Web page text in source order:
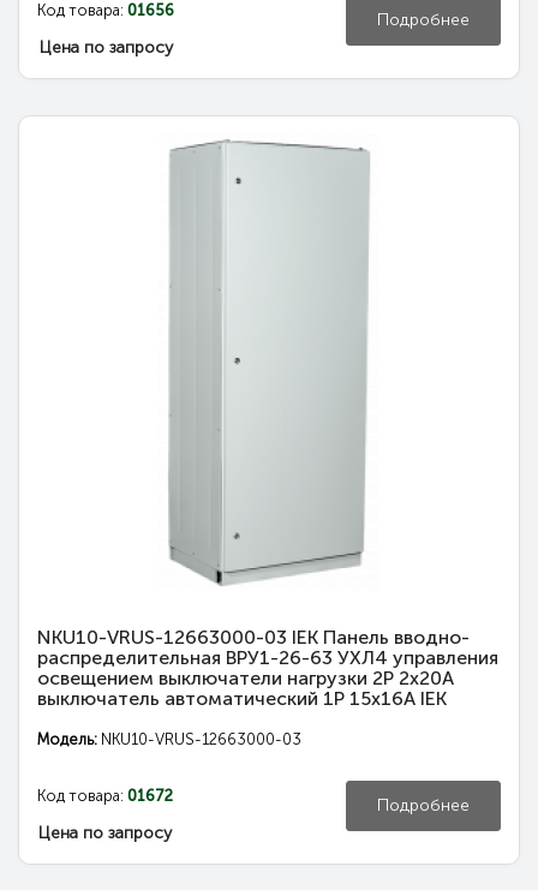
Код товара: 01656
Цена по запросу
Подробнее
NKU10-VRUS-12663000-03 IEK Панель вводно-
распределительная ВРУ1-26-63 УХЛ4 управления
освещением выключатели нагрузки 2Р 2х20А
выключатель автоматический 1Р 15х16А IEK
Модель: NKU10-VRUS-12663000-03
Код товара: 01672
Цена по запросу
Подробнее